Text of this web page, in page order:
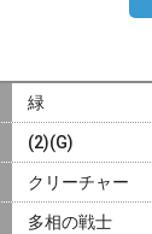
緑
(2)(G)
クリーチャー
多相の戦士